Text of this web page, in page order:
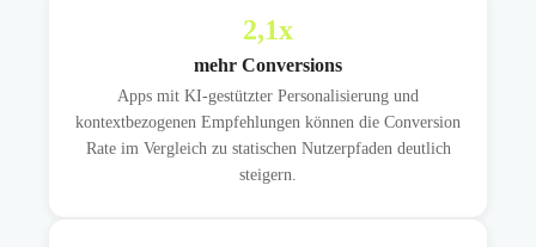
2,1x
mehr Conversions
Apps mit KI-gestützter Personalisierung und
kontextbezogenen Empfehlungen können die Conversion
Rate im Vergleich zu statischen Nutzerpfaden deutlich
steigern.